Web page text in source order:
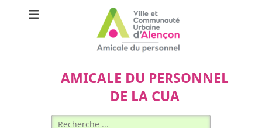
AMICALE DU PERSONNEL
DE LA CUA
Rechercher :